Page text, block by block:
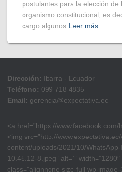
postulantes para la elección de
organismo constitucional, es
cargo algunos Leer más
Dirección: Ibarra - Ecuador
Teléfono: 099 718 4835
Email: gerencia@expectativa.ec
<a href=”https://
<img src=”http://www.expectativa.ec/
content/uploads/2021/10/
10.45.12-8.jpeg” alt=”” width=”1280″
class=”alignnone size-full wp-image-